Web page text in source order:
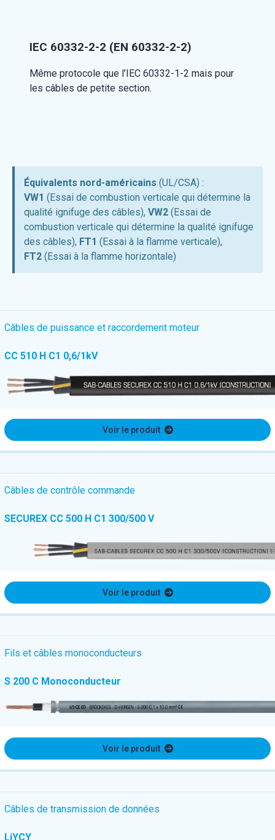
IEC 60332-2-2 (EN 60332-2-2)
Même protocole que l’IEC 60332-1-2 mais pour
les câbles de petite section.
Équivalents nord-américains (UL/CSA) :
VW1 (Essai de combustion verticale qui détermine la
qualité ignifuge des câbles), VW2 (Essai de
combustion verticale qui détermine la qualité ignifuge
des câbles), FT1 (Essai à la flamme verticale),
FT2(Essai à la flamme horizontale)
Câbles de puissance et raccordement moteur
CC 510 H C1 0,6/1kV
Voir le produit
Câbles de contrôle commande
SECUREX CC 500 H C1 300/500 V
Voir le produit
Fils et câbles monoconducteurs
S 200 C Monoconducteur
Voir le produit
Câbles de transmission de données
LiYCY